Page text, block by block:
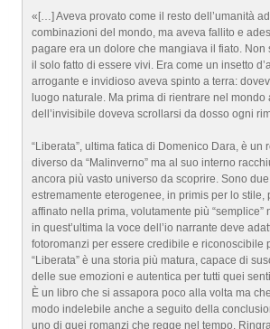
«[…] Aveva provato come il resto dell’umanità
combinazioni del mondo, ma aveva fallito e
pagare era un dolore che mangiava il fiato. Non
il solo fatto di essere vivi. Era come un insetto
arrogante e invidioso aveva spinto a terra:
luogo naturale. Ma prima di rientrare nel mondo
dell’invisibile doveva scrollarsi da dosso ogni
“Liberata”, ultima fatica di Domenico Dara, è un
diverso da “Malinverno” ma al suo interno
ancora più vasto universo da scoprire. Sono
estremamente eterogenee, in primis per lo stile,
affinato nella prima, volutamente più “semplice”
in quest’ultima la voce dell’io narrante deve
fotoromanzi per essere credibile e riconoscibile
“Liberata” è una storia più matura, capace di
delle sue emozioni e autentica per tutti quei
È un libro che si assapora poco alla volta ma
modo indelebile anche a seguito della
uno di quei romanzi che regge nel tempo.